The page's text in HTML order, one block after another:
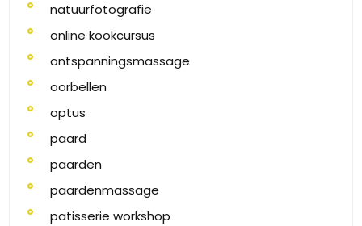
natuurfotografie
online kookcursus
ontspanningsmassage
oorbellen
optus
paard
paarden
paardenmassage
patisserie workshop